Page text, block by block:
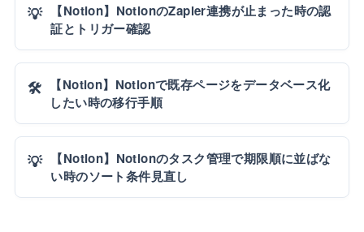
💡
【Notion】NotionのZapier連携が止まった時の認
証とトリガー確認
🛠️
【Notion】Notionで既存ページをデータベース化
したい時の移行手順
💡
【Notion】Notionのタスク管理で期限順に並ばな
い時のソート条件見直し